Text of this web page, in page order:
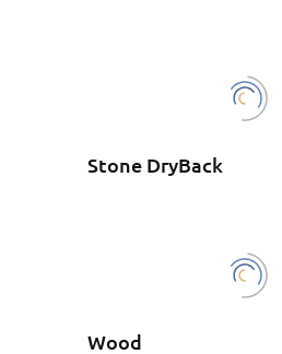
Stone DryBack
Wood